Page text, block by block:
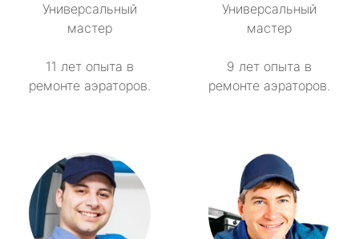
Универсальный
мастер
11 лет опыта в
ремонте аэраторов.
Универсальный
мастер
9 лет опыта в
ремонте аэраторов.